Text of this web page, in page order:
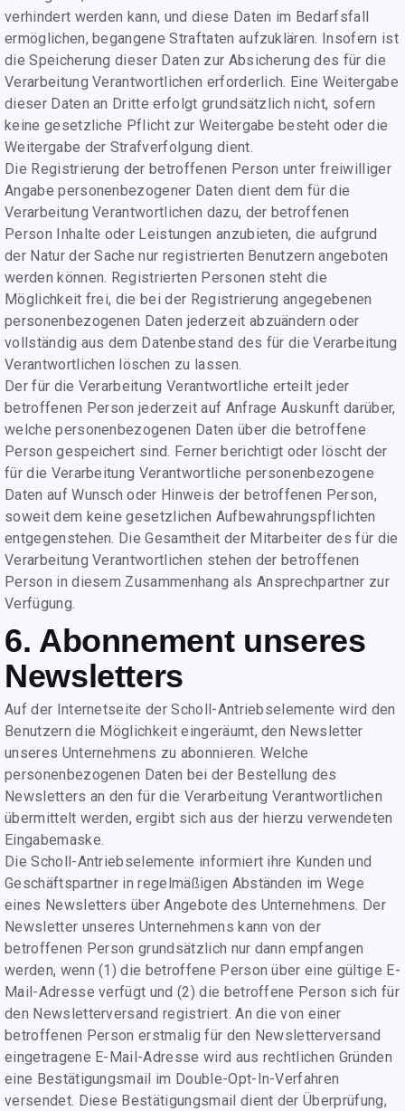
verhindert werden kann, und diese Daten im Bedarfsfall
ermöglichen, begangene Straftaten aufzuklären. Insofern ist
die Speicherung dieser Daten zur Absicherung des für die
Verarbeitung Verantwortlichen erforderlich. Eine Weitergabe
dieser Daten an Dritte erfolgt grundsätzlich nicht, sofern
keine gesetzliche Pflicht zur Weitergabe besteht oder die
Weitergabe der Strafverfolgung dient.
Die Registrierung der betroffenen Person unter freiwilliger
Angabe personenbezogener Daten dient dem für die
Verarbeitung Verantwortlichen dazu, der betroffenen
Person Inhalte oder Leistungen anzubieten, die aufgrund
der Natur der Sache nur registrierten Benutzern angeboten
werden können. Registrierten Personen steht die
Möglichkeit frei, die bei der Registrierung angegebenen
personenbezogenen Daten jederzeit abzuändern oder
vollständig aus dem Datenbestand des für die Verarbeitung
Verantwortlichen löschen zu lassen.
Der für die Verarbeitung Verantwortliche erteilt jeder
betroffenen Person jederzeit auf Anfrage Auskunft darüber,
welche personenbezogenen Daten über die betroffene
Person gespeichert sind. Ferner berichtigt oder löscht der
für die Verarbeitung Verantwortliche personenbezogene
Daten auf Wunsch oder Hinweis der betroffenen Person,
soweit dem keine gesetzlichen Aufbewahrungspflichten
entgegenstehen. Die Gesamtheit der Mitarbeiter des für die
Verarbeitung Verantwortlichen stehen der betroffenen
Person in diesem Zusammenhang als Ansprechpartner zur
Verfügung.
6. Abonnement unseres
Newsletters
Auf der Internetseite der Scholl-Antriebselemente wird den
Benutzern die Möglichkeit eingeräumt, den Newsletter
unseres Unternehmens zu abonnieren. Welche
personenbezogenen Daten bei der Bestellung des
Newsletters an den für die Verarbeitung Verantwortlichen
übermittelt werden, ergibt sich aus der hierzu verwendeten
Eingabemaske.
Die Scholl-Antriebselemente informiert ihre Kunden und
Geschäftspartner in regelmäßigen Abständen im Wege
eines Newsletters über Angebote des Unternehmens. Der
Newsletter unseres Unternehmens kann von der
betroffenen Person grundsätzlich nur dann empfangen
werden, wenn (1) die betroffene Person über eine gültige E-
Mail-Adresse verfügt und (2) die betroffene Person sich für
den Newsletterversand registriert. An die von einer
betroffenen Person erstmalig für den Newsletterversand
eingetragene E-Mail-Adresse wird aus rechtlichen Gründen
eine Bestätigungsmail im Double-Opt-In-Verfahren
versendet. Diese Bestätigungsmail dient der Überprüfung,